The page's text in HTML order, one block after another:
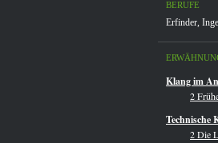
BERUFE
Erfinder,
Klang im
2
Technische
2 Die